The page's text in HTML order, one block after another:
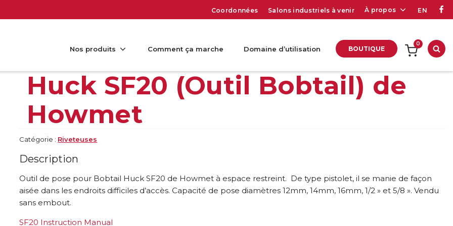
Coordonnées Salons industriels à venir À propos EN
Nos produits Comment ça marche Domaine d’utilisation BOUTIQUE
0
Huck SF20 (Outil Bobtail) de
Howmet
Catégorie : Riveteuses
Description
Outil de pose pour Bobtail Huck SF20 de Howmet à espace restreint. De type pistolet, il se manie de façon
aisée dans les endroits difficiles d’accès. Capacité de pose diamètres 12mm, 14mm, 16mm, 1/2 » et 5/8 ». Vendu
sans embout.
SF20 Instruction Manual